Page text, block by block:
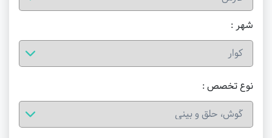
شهر :
نوع تخصص :